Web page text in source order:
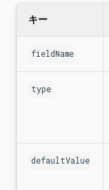
キー
fieldName
type
defaultValue